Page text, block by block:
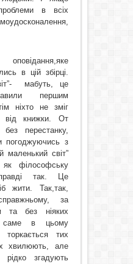
в всіх
оповідання,яке
в цій збірці.
мабуть, це
першим
ніхто не зміг
від книжки. От
перестанку,
погоджуючись з
маленький світ”
як філософську
так. Це
жити. Так,так,
за
та без ніяких
саме в цьому
торкається тих
хвилюють, але
рідко згадують